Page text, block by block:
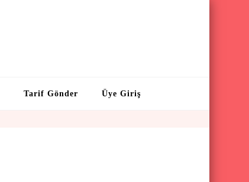
Tarif Gönder Üye Giriş